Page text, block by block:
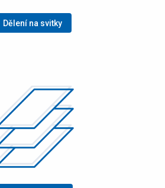
Dělení na svitky